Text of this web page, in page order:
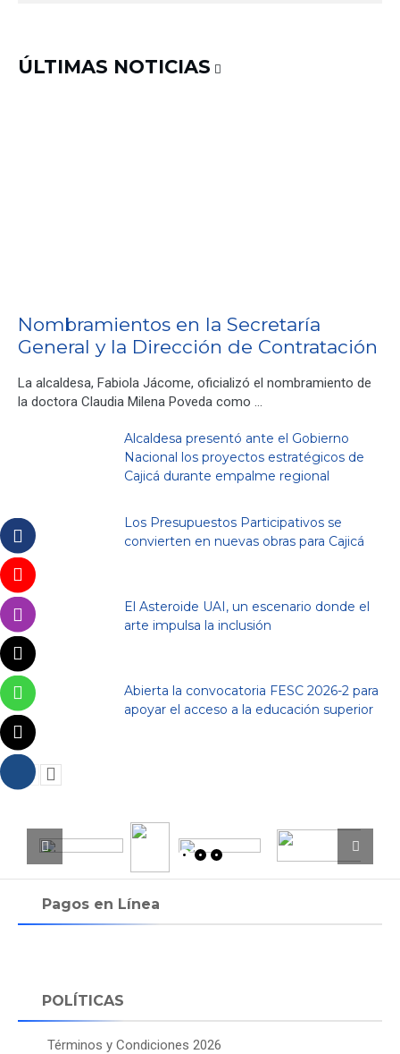
ÚLTIMAS NOTICIAS
Nombramientos en la Secretaría
General y la Dirección de Contratación
La alcaldesa, Fabiola Jácome, oficializó el nombramiento de
la doctora Claudia Milena Poveda como …
Alcaldesa presentó ante el Gobierno
Nacional los proyectos estratégicos de
Cajicá durante empalme regional
Los Presupuestos Participativos se
convierten en nuevas obras para Cajicá
El Asteroide UAI, un escenario donde el
arte impulsa la inclusión
Abierta la convocatoria FESC 2026-2 para
apoyar el acceso a la educación superior
Pagos en Línea
POLÍTICAS
Términos y Condiciones 2026